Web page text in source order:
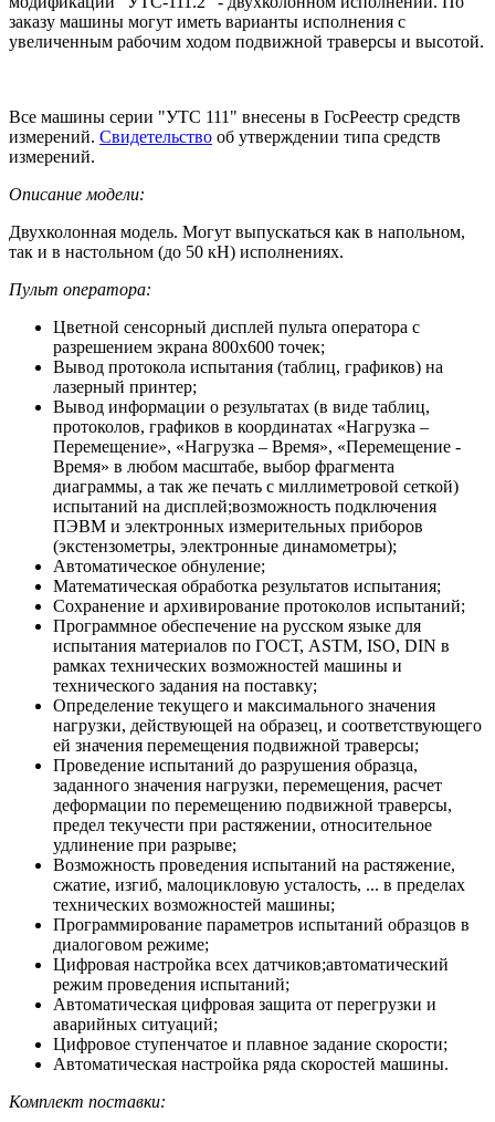
заказу машины могут иметь варианты исполнения с
увеличенным рабочим ходом подвижной траверсы и высотой.
Все машины серии "УТС 111" внесены в ГосРеестр средств
измерений. Свидетельство об утверждении типа средств
измерений.
Описание модели:
Двухколонная модель. Могут выпускаться как в напольном,
так и в настольном (до 50 кН) исполнениях.
Пульт оператора:
Цветной сенсорный дисплей пульта оператора с
разрешением экрана 800х600 точек;
Вывод протокола испытания (таблиц, графиков) на
лазерный принтер;
Вывод информации о результатах (в виде таблиц,
протоколов, графиков в координатах «Нагрузка –
Перемещение», «Нагрузка – Время», «Перемещение -
Время» в любом масштабе, выбор фрагмента
диаграммы, а так же печать с миллиметровой сеткой)
испытаний на дисплей;возможность подключения
ПЭВМ и электронных измерительных приборов
(экстензометры, электронные динамометры);
Автоматическое обнуление;
Математическая обработка результатов испытания;
Сохранение и архивирование протоколов испытаний;
Программное обеспечение на русском языке для
испытания материалов по ГОСТ, ASTM, ISO, DIN в
рамках технических возможностей машины и
технического задания на поставку;
Определение текущего и максимального значения
нагрузки, действующей на образец, и соответствующего
ей значения перемещения подвижной траверсы;
Проведение испытаний до разрушения образца,
заданного значения нагрузки, перемещения, расчет
деформации по перемещению подвижной траверсы,
предел текучести при растяжении, относительное
удлинение при разрыве;
Возможность проведения испытаний на растяжение,
сжатие, изгиб, малоцикловую усталость, ... в пределах
технических возможностей машины;
Программирование параметров испытаний образцов в
диалоговом режиме;
Цифровая настройка всех датчиков;автоматический
режим проведения испытаний;
Автоматическая цифровая защита от перегрузки и
аварийных ситуаций;
Цифровое ступенчатое и плавное задание скорости;
Автоматическая настройка ряда скоростей машины.
Комплект поставки: